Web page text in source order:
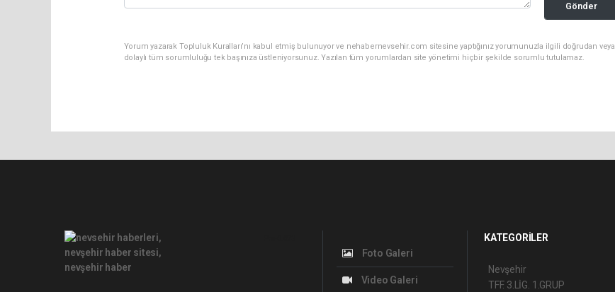
Gönder
Yorum yazarak Topluluk Kuralları’nı kabul etmiş bulunuyor ve nehabernevsehir.com sitesine yaptığınız yorumunuzla ilgili doğrudan veya
dolaylı tüm sorumluluğu tek başınıza üstleniyorsunuz. Yazılan tüm yorumlardan site yönetimi hiçbir şekilde sorumlu tutulamaz.
Foto Galeri
Video Galeri
KATEGORİLER
Nevşehir
TFF. 3.LİG. 1.GRUP